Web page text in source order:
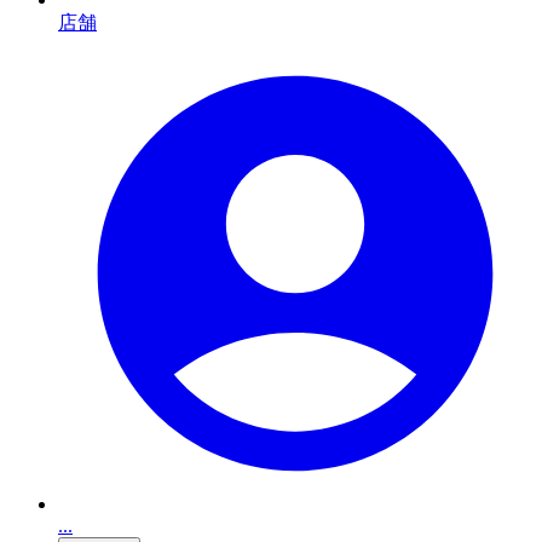
店舗
...